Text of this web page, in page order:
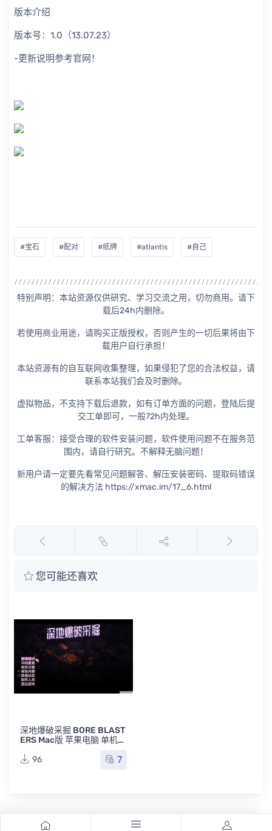
版本介绍
版本号：1.0（13.07.23）
-更新说明参考官网！
#宝石 #配对 #纸牌 #atlantis #自己
特别声明：本站资源仅供研究、学习交流之用，切勿商用。请下
载后24h内删除。
若使用商业用途，请购买正版授权，否则产生的一切后果将由下
载用户自行承担！
本站资源有的自互联网收集整理，如果侵犯了您的合法权益，请
联系本站我们会及时删除。
虚拟物品，不支持下载后退款，如有订单方面的问题，登陆后提
交工单即可，一般72h内处理。
工单客服：接受合理的软件安装问题，软件使用问题不在服务范
围内，请自行研究。不解释无脑问题！
新用户请一定要先看常见问题解答、解压安装密码、提取码错误
的解决方法 https://xmac.im/17_6.html
您可能还喜欢
深地爆破采掘 BORE BLAST
ERS Mac版 苹果电脑 单机游
96
7